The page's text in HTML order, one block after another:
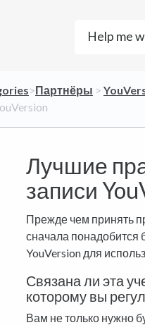
​>​​Партнёры ​ > ​
Лучшие
записи
Прежде чем принять
сначала понадобится
YouVersion для
Связана ли эта
которому вы
Вам не только нужно